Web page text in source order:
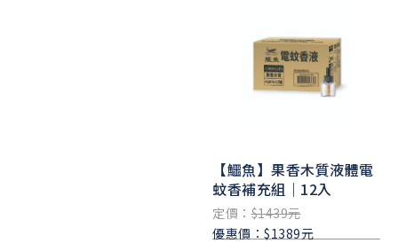
【鱷魚】果香木質液體電
蚊香補充組｜12入
定價：$1439元
優惠價：$1389元